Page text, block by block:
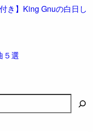
付き】King Gnuの白日し
５選